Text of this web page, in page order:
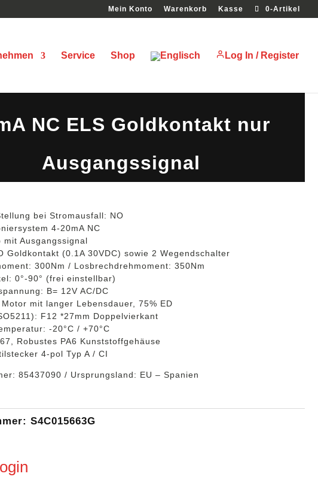
Mein Konto Warenkorb Kasse 0-Artikel
Service Shop Log In / Register
NC ELS Goldkontakt nur
Ausgangssignal
bei Stromausfall: NO
4-20mA NC
mit Ausgangssignal
Goldkontakt (0.1A 30VDC) sowie 2 Wegendschalter
300Nm / Losbrechdrehmoment: 350Nm
0°-90° (frei einstellbar)
B= 12V AC/DC
mit langer Lebensdauer, 75% ED
F12 *27mm Doppelvierkant
-20°C / +70°C
Robustes PA6 Kunststoffgehäuse
4-pol Typ A / CI
85437090 / Ursprungsland: EU – Spanien
S4C015663G